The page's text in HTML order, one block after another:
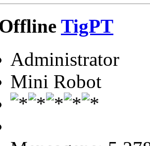
TigPT
Administrator
Mini Robot